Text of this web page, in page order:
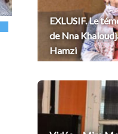
EXLUSIF. Le
de Nna
Hamzi